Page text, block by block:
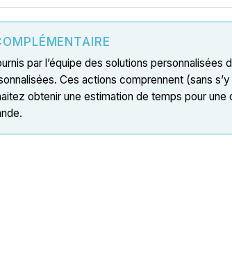
par l’équipe des solutions personnalisées
Ces actions comprennent (sans
obtenir une estimation de temps pour